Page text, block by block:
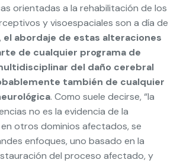
orientadas a la rehabilitación de los
y visoespaciales son a día de
el abordaje de estas alteraciones
de cualquier programa de
del daño cerebral
también de cualquier
. Como suele decirse, “la
no es la evidencia de la
en otros dominios afectados, se
enfoques, uno basado en la
del proceso afectado, y